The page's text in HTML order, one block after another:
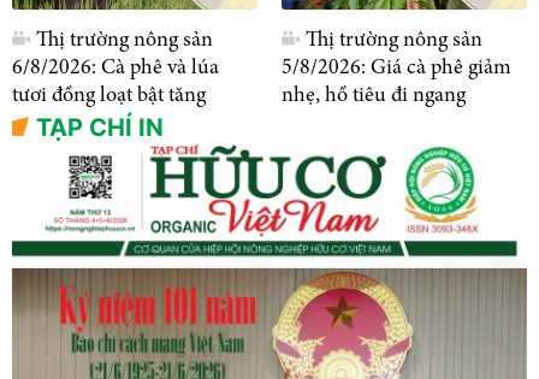
Thị trường nông sản
6/8/2026: Cà phê và lúa
tươi đồng loạt bật tăng
Thị trường nông sản
5/8/2026: Giá cà phê giảm
nhẹ, hồ tiêu đi ngang
TẠP CHÍ IN